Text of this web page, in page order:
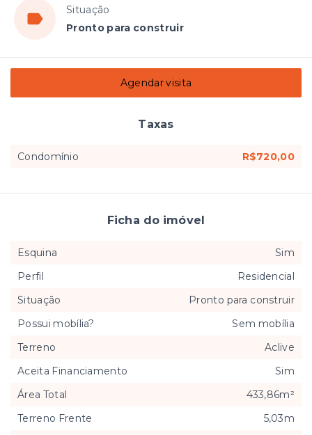
Situação
Pronto para construir
Agendar visita
Taxas
Condomínio R$720,00
Ficha do imóvel
Esquina
Sim
Perfil
Residencial
Situação
Pronto para construir
Possui mobília?
Sem mobília
Terreno
Aclive
Aceita Financiamento
Sim
Área Total
433,86m²
Terreno Frente
5,03m